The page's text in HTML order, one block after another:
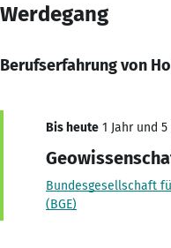
Werdegang
Berufserfahrung von
Bis heute 1 Jahr und
Bundesgesellschaft
(BGE)